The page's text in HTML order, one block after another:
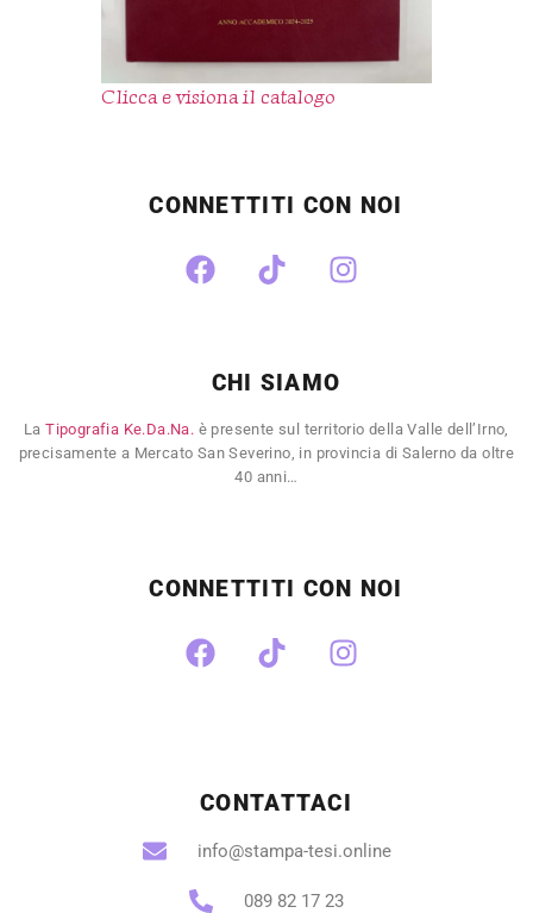
Clicca e visiona il catalogo
CONNETTITI CON NOI
CHI SIAMO
LaTipografia Ke.Da.Na. è presente sul territorio della Valle dell’Irno,
precisamente a Mercato San Severino, in provincia di Salerno da oltre
40 anni…
CONNETTITI CON NOI
CONTATTACI
info@stampa-tesi.online
089 82 17 23